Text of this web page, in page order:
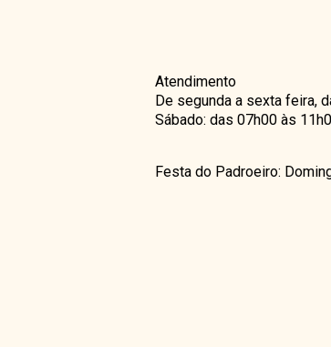
Atendimento
De segunda a sexta feira,
Sábado: das 07h00 às
Festa do Padroeiro: